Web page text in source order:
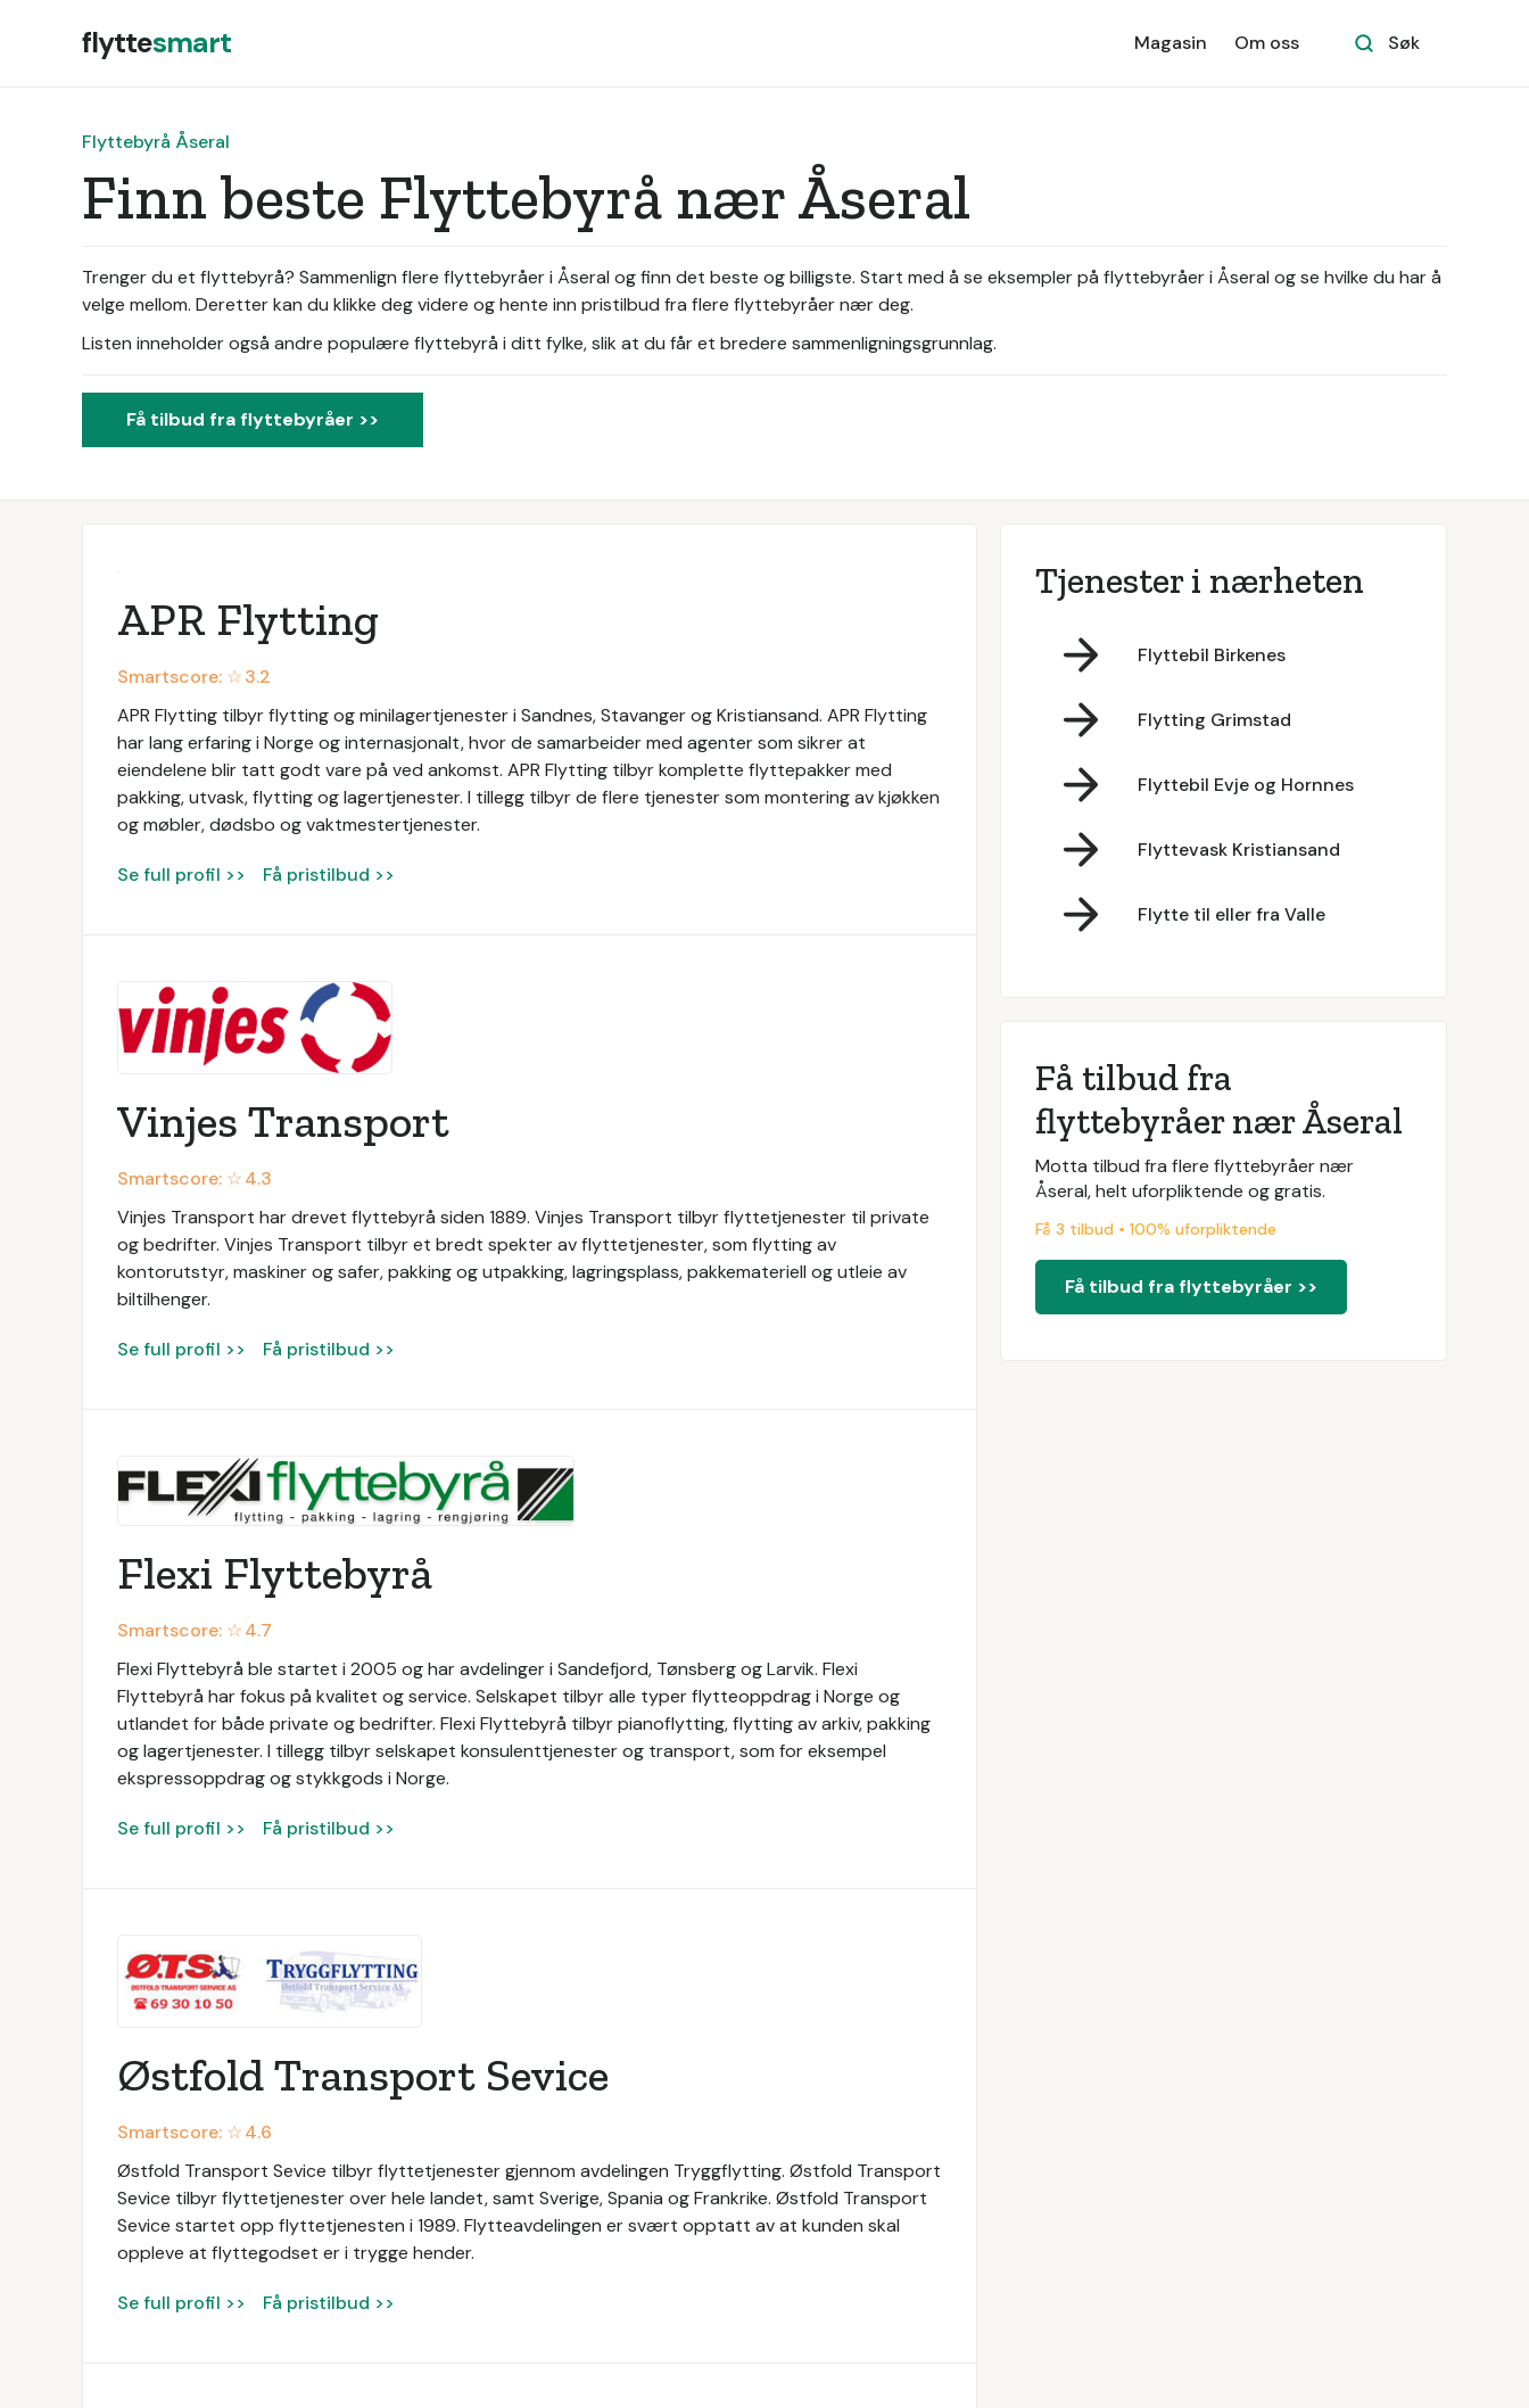
flyttesmart Magasin Om oss Søk
Flyttebyrå Åseral
Finn beste Flyttebyrå nær Åseral
Trenger du et flyttebyrå? Sammenlign flere flyttebyråer i Åseral og finn det beste og billigste. Start med å se eksempler på flyttebyråer i Åseral og se hvilke du har å
velge mellom. Deretter kan du klikke deg videre og hente inn pristilbud fra flere flyttebyråer nær deg.
Listen inneholder også andre populære flyttebyrå i ditt fylke, slik at du får et bredere sammenligningsgrunnlag.
Få tilbud fra flyttebyråer >>
APR Flytting
Smartscore: ☆3.2
APR Flytting tilbyr flytting og minilagertjenester i Sandnes, Stavanger og Kristiansand. APR Flytting
har lang erfaring i Norge og internasjonalt, hvor de samarbeider med agenter som sikrer at
eiendelene blir tatt godt vare på ved ankomst. APR Flytting tilbyr komplette flyttepakker med
pakking, utvask, flytting og lagertjenester. I tillegg tilbyr de flere tjenester som montering av kjøkken
og møbler, dødsbo og vaktmestertjenester.
Se full profil >> Få pristilbud >>
Vinjes Transport
Smartscore: ☆4.3
Vinjes Transport har drevet flyttebyrå siden 1889. Vinjes Transport tilbyr flyttetjenester til private
og bedrifter. Vinjes Transport tilbyr et bredt spekter av flyttetjenester, som flytting av
kontorutstyr, maskiner og safer, pakking og utpakking, lagringsplass, pakkemateriell og utleie av
biltilhenger.
Se full profil >> Få pristilbud >>
Flexi Flyttebyrå
Smartscore: ☆4.7
Flexi Flyttebyrå ble startet i 2005 og har avdelinger i Sandefjord, Tønsberg og Larvik. Flexi
Flyttebyrå har fokus på kvalitet og service. Selskapet tilbyr alle typer flytteoppdrag i Norge og
utlandet for både private og bedrifter. Flexi Flyttebyrå tilbyr pianoflytting, flytting av arkiv, pakking
og lagertjenester. I tillegg tilbyr selskapet konsulenttjenester og transport, som for eksempel
ekspressoppdrag og stykkgods i Norge.
Se full profil >> Få pristilbud >>
Østfold Transport Sevice
Smartscore: ☆4.6
Østfold Transport Sevice tilbyr flyttetjenester gjennom avdelingen Tryggflytting. Østfold Transport
Sevice tilbyr flyttetjenester over hele landet, samt Sverige, Spania og Frankrike. Østfold Transport
Sevice startet opp flyttetjenesten i 1989. Flytteavdelingen er svært opptatt av at kunden skal
oppleve at flyttegodset er i trygge hender.
Se full profil >> Få pristilbud >>
Tjenester i nærheten
Flyttebil Birkenes
Flytting Grimstad
Flyttebil Evje og Hornnes
Flyttevask Kristiansand
Flytte til eller fra Valle
Få tilbud fra
flyttebyråer nær Åseral
Motta tilbud fra flere flyttebyråer nær
Åseral, helt uforpliktende og gratis.
Få 3 tilbud • 100% uforpliktende
Få tilbud fra flyttebyråer >>